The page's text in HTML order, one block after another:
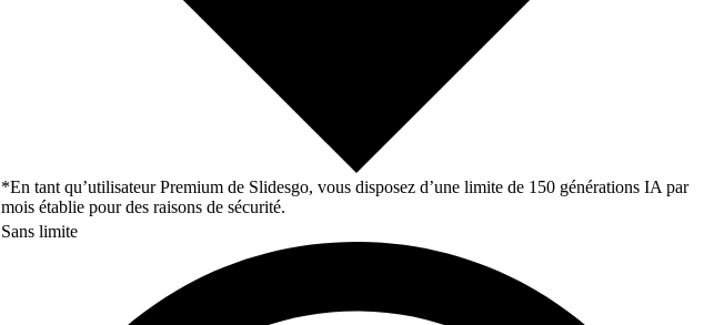
*En tant qu’utilisateur Premium de Slidesgo, vous disposez d’une limite de 150 générations IA par
mois établie pour des raisons de sécurité.
Sans limite